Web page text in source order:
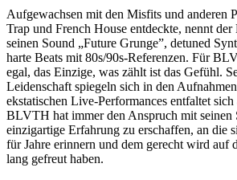
Aufgewachsen mit den Misfits und anderen
Trap und French House entdeckte, nennt
seinen Sound „Future Grunge”, detuned
harte Beats mit 80s/90s-Referenzen. Für
egal, das Einzige, was zählt ist das Gefühl.
Leidenschaft spiegeln sich in den
ekstatischen Live-Performances entfaltet
BLVTH hat immer den Anspruch mit seinen
einzigartige Erfahrung zu erschaffen, an die
für Jahre erinnern und dem gerecht wird auf
lang gefreut haben.